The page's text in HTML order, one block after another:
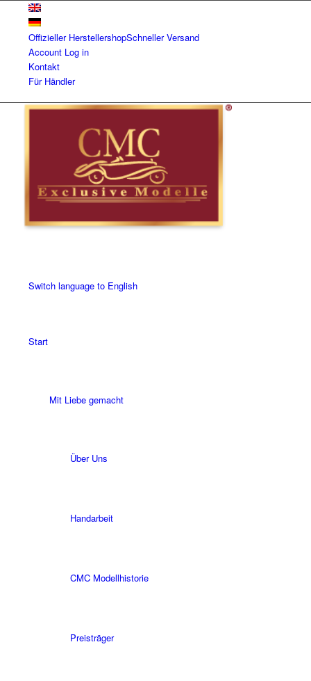
Offizieller HerstellershopSchneller Versand
Account Log in
Kontakt
Für Händler
Switch language to English
Start
Mit Liebe gemacht
Über Uns
Handarbeit
CMC Modellhistorie
Preisträger